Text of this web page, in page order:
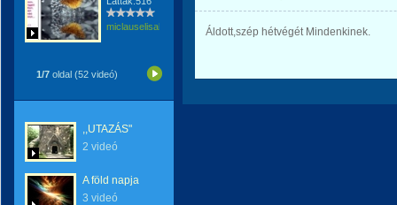
miclauselisabeta
1/7 oldal (52 videó)
,,UTAZÁS"
2 videó
A föld napja
3 videó
Áldott,szép hétvégét Mindenkinek.